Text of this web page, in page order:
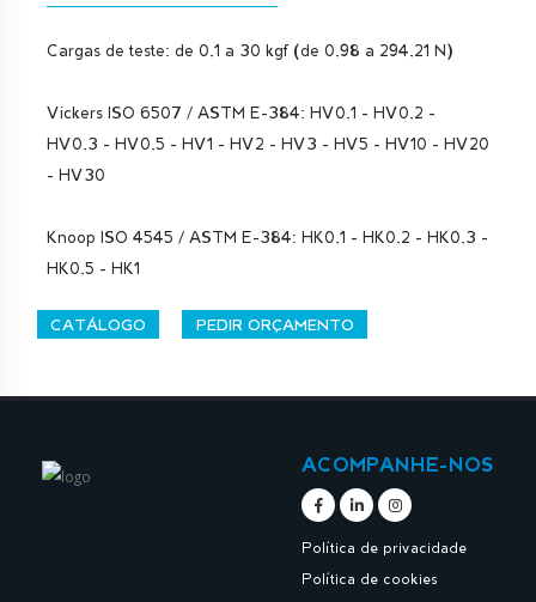
Cargas de teste: de 0,1 a 30 kgf (de 0,98 a 294,21 N)
Vickers ISO 6507 / ASTM E-384: HV0,1 - HV0,2 -
HV0,3 - HV0,5 - HV1 - HV2 - HV3 - HV5 - HV10 - HV20
- HV30
Knoop ISO 4545 / ASTM E-384: HK0,1 - HK0,2 - HK0,3 -
HK0,5 - HK1
CATÁLOGO PEDIR ORÇAMENTO
ACOMPANHE-NOS
Política de privacidade
Política de cookies